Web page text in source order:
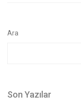
Ara
Son Yazılar